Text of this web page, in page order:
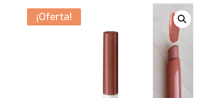
¡Oferta!